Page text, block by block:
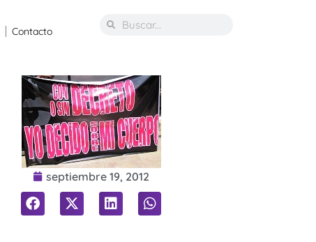
Contacto
septiembre 19, 2012